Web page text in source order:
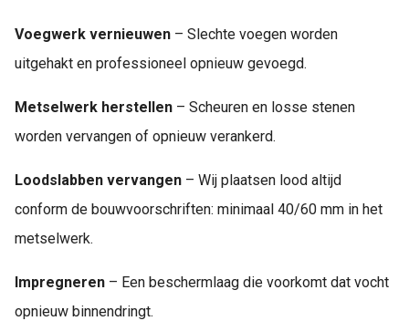
Voegwerk vernieuwen – Slechte voegen worden
uitgehakt en professioneel opnieuw gevoegd.
Metselwerk herstellen – Scheuren en losse stenen
worden vervangen of opnieuw verankerd.
Loodslabben vervangen – Wij plaatsen lood altijd
conform de bouwvoorschriften: minimaal 40/60 mm in het
metselwerk.
Impregneren – Een beschermlaag die voorkomt dat vocht
opnieuw binnendringt.